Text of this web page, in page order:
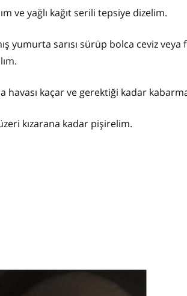
ve yağlı kağıt serili tepsiye dizelim.
sarısı sürüp bolca ceviz veya
kaçar ve gerektiği kadar
kızarana kadar pişirelim.